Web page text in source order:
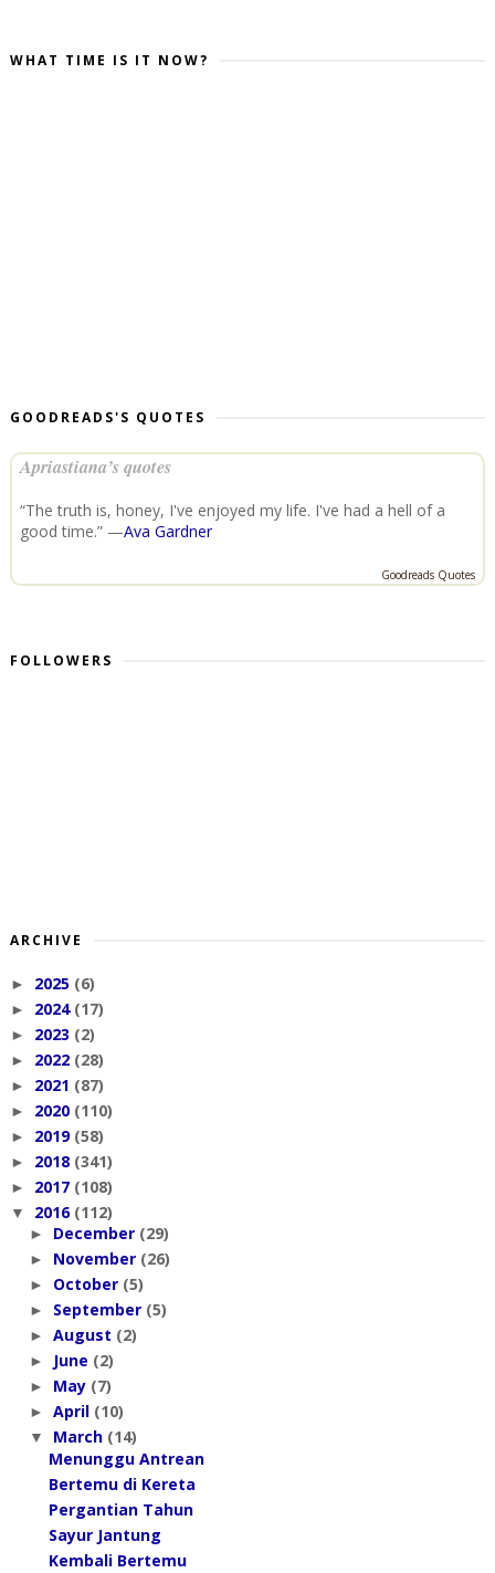
WHAT TIME IS IT NOW?
GOODREADS'S QUOTES
Apriastiana’s quotes
“The truth is, honey, I've enjoyed my life. I've had a hell of a
good time.” —Ava Gardner
Goodreads Quotes
FOLLOWERS
ARCHIVE
► 2025 (6)
► 2024 (17)
► 2023 (2)
► 2022 (28)
► 2021 (87)
► 2020 (110)
► 2019 (58)
► 2018 (341)
► 2017 (108)
▼ 2016 (112)
► December (29)
► November (26)
► October (5)
► September (5)
► August (2)
► June (2)
► May (7)
► April (10)
▼ March (14)
Menunggu Antrean
Bertemu di Kereta
Pergantian Tahun
Sayur Jantung
Kembali Bertemu